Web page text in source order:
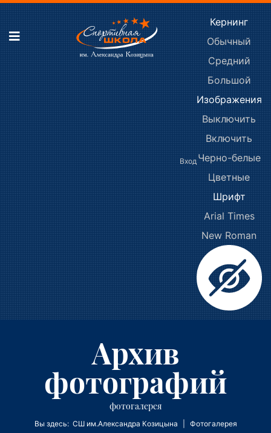
Кернинг
Обычный
Средний
Большой
Изображения
Выключить
Включить
Черно-белые
Цветные
Шрифт
Arial Times
New Roman
Вход
Архив
фотографий
фотогалерея
Вы здесь: СШ им.Александра Козицына
Фотогалерея